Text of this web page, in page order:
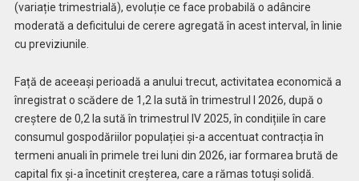
(variație trimestrială), evoluție ce face probabilă o adâncire
moderată a deficitului de cerere agregată în acest interval, în linie
cu previziunile.
Față de aceeași perioadă a anului trecut, activitatea economică a
înregistrat o scădere de 1,2 la sută în trimestrul I 2026, după o
creștere de 0,2 la sută în trimestrul IV 2025, în condițiile în care
consumul gospodăriilor populației și-a accentuat contracția în
termeni anuali în primele trei luni din 2026, iar formarea brută de
capital fix și-a încetinit creșterea, care a rămas totuși solidă.